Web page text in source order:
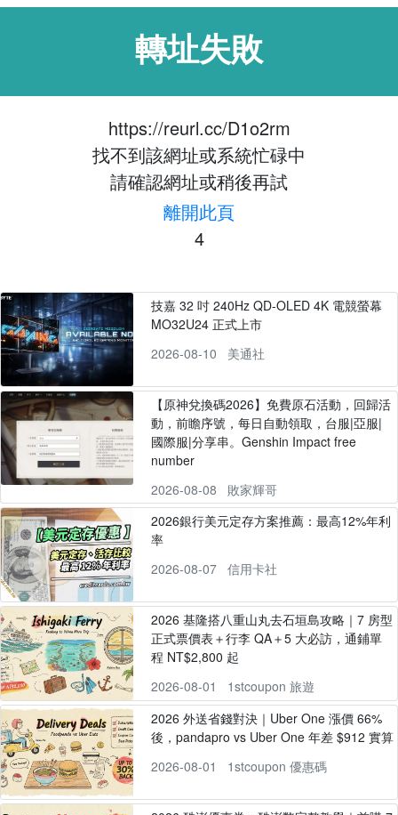
轉址失敗
https://reurl.cc/D1o2rm
找不到該網址或系統忙碌中
請確認網址或稍後再試
離開此頁
4
技嘉 32 吋 240Hz QD-OLED 4K 電競螢幕
MO32U24 正式上市
2026-08-10
美通社
【原神兌換碼2026】免費原石活動，回歸活
動，前瞻序號，每日自動領取，台服|亞服|
國際服|分享串。Genshin Impact free
number
2026-08-08
敗家輝哥
2026銀行美元定存方案推薦：最高12%年利
率
2026-08-07
信用卡社
2026 基隆搭八重山丸去石垣島攻略｜7 房型
正式票價表＋行李 QA＋5 大必訪，通鋪單
程 NT$2,800 起
2026-08-01
1stcoupon 旅遊
2026 外送省錢對決｜Uber One 漲價 66%
後，pandapro vs Uber One 年差 $912 實算
2026-08-01
1stcoupon 優惠碼